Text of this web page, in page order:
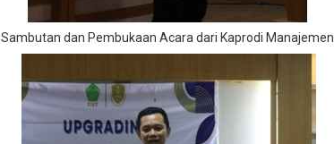
Sambutan dan Pembukaan Acara dari Kaprodi Manajemen